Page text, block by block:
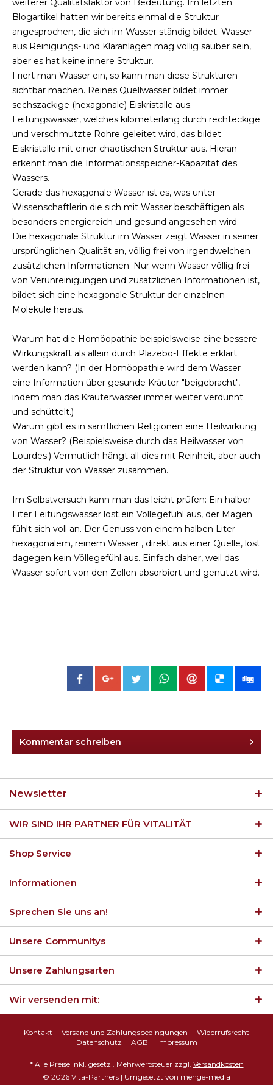
weiterer Qualitätsfaktor von Bedeutung. Im letzten
Blogartikel hatten wir bereits einmal die Struktur
angesprochen, die sich im Wasser ständig bildet. Wasser
aus Reinigungs- und Kläranlagen mag völlig sauber sein,
aber es hat keine innere Struktur.
Friert man Wasser ein, so kann man diese Strukturen
sichtbar machen. Reines Quellwasser bildet immer
sechszackige (hexagonale) Eiskristalle aus.
Leitungswasser, welches kilometerlang durch rechteckige
und verschmutzte Rohre geleitet wird, das bildet
Eiskristalle mit einer chaotischen Struktur aus. Hieran
erkennt man die Informationsspeicher-Kapazität des
Wassers.
Gerade das hexagonale Wasser ist es, was unter
Wissenschaftlerin die sich mit Wasser beschäftigen als
besonders energiereich und gesund angesehen wird.
Die hexagonale Struktur im Wasser zeigt Wasser in seiner
ursprünglichen Qualität an, völlig frei von irgendwelchen
zusätzlichen Informationen. Nur wenn Wasser völlig frei
von Verunreinigungen und zusätzlichen Informationen ist,
bildet sich eine hexagonale Struktur der einzelnen
Moleküle heraus.
Warum hat die Homöopathie beispielsweise eine bessere
Wirkungskraft als allein durch Plazebo-Effekte erklärt
werden kann? (In der Homöopathie wird dem Wasser
eine Information über gesunde Kräuter "beigebracht",
indem man das Kräuterwasser immer weiter verdünnt
und schüttelt.)
Warum gibt es in sämtlichen Religionen eine Heilwirkung
von Wasser? (Beispielsweise durch das Heilwasser von
Lourdes.) Vermutlich hängt all dies mit Reinheit, aber auch
der Struktur von Wasser zusammen.
Im Selbstversuch kann man das leicht prüfen: Ein halber
Liter Leitungswasser löst ein Völlegefühl aus, der Magen
fühlt sich voll an. Der Genuss von einem halben Liter
hexagonalem, reinem Wasser , direkt aus einer Quelle, löst
dagegen kein Völlegefühl aus. Einfach daher, weil das
Wasser sofort von den Zellen absorbiert und genutzt wird.
Kommentar schreiben
Newsletter
WIR SIND IHR PARTNER FÜR VITALITÄT
Shop Service
Informationen
Sprechen Sie uns an!
Unsere Communitys
Unsere Zahlungsarten
Wir versenden mit:
Kontakt Versand und Zahlungsbedingungen
Widerrufsrecht
Datenschutz
AGB Impressum
* Alle Preise inkl. gesetzl. Mehrwertsteuer zzgl. Versandkosten
© 2026 Vita-Partners | Umgesetzt von menge-media